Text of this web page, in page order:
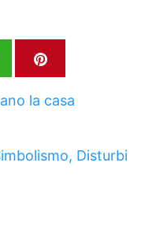
la casa
Disturbi